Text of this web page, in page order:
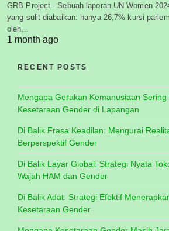
GRB Project - Sebuah laporan UN Women
yang sulit diabaikan: hanya 26,7% kursi
oleh…
1 month ago
RECENT POSTS
Mengapa Gerakan Kemanusiaan
Kesetaraan Gender di Lapangan
Di Balik Frasa Keadilan: Mengurai
Berperspektif Gender
Di Balik Layar Global: Strategi Nyata
Wajah HAM dan Gender
Di Balik Adat: Strategi Efektif
Kesetaraan Gender